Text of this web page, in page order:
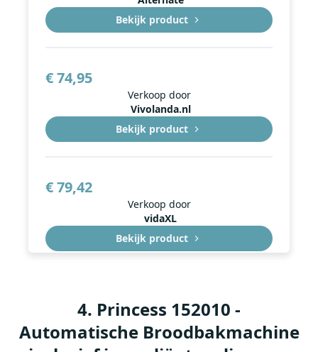
Bekijk product
€ 74,95
Verkoop door
Vivolanda.nl
Bekijk product
€ 79,42
Verkoop door
vidaXL
Bekijk product
Verkoop door
vidaXL
Bekijk product
4. Princess 152010 -
Automatische Broodbakmachine